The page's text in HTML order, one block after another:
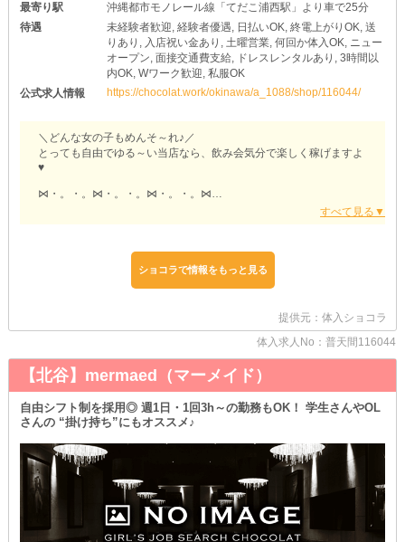
最寄り駅
沖縄都市モノレール線「てだこ浦西駅」より車で25分
待遇
未経験者歓迎, 経験者優遇, 日払いOK, 終電上がりOK, 送
りあり, 入店祝い金あり, 土曜営業, 何回か体入OK, ニュー
オープン, 面接交通費支給, ドレスレンタルあり, 3時間以
内OK, Wワーク歓迎, 私服OK
公式求人情報
https://chocolat.work/okinawa/a_1088/shop/116044/
＼どんな女の子もめんそ～れ♪／
とっても自由でゆる～い当店なら、飲み会気分で楽しく稼げますよ
♥
⋈・。・。⋈・。・。⋈・。・。⋈
⋈・。・。⋈・。・。⋈・。・。⋈
□あなたのリスタートを全力応援
前店でのご活躍や待遇を踏まえて、各種入店条件を最大限優遇しま
か？
□面倒なルールはひとつもナシ
￣￣￣￣￣￣￣￣￣￣￣￣￣￣￣
女の子のストレスになるだけの《ノルマ》や《飲酒強制》はありま
せん◎
お酒が飲めない子はソフトドリンクで《ノンアル勤務》が可能です
♪
さらに、飲まない日は《マイカー通勤》ができるというメリットも
☆
送りの時間や終電を気にせず、自分のタイミングで帰宅しちゃいま
しょう♥
ショコラで情報をもっと見る
提供元：体入ショコラ
体入求人No：普天間116044
【北谷】mermaed（マーメイド）
自由シフト制を採用◎ 週1日・1回3h～の勤務もOK！ 学生さんやOL
さんの “掛け持ち”にもオススメ♪